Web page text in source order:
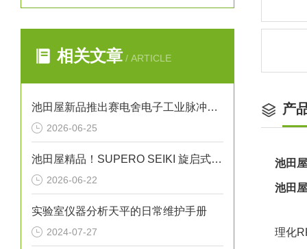
相关文章 / ARTICLE
池田屋新品推出赛电舍电子工业脉冲焊机 TPH500 参数介绍
2026-06-25
池田屋精品！SUPERO SEIKI 旋启式止回阀 参数介绍
2026-06-22
实验室仪器分析天平的日常维护手册
2024-07-27
产
池田
池田
理化